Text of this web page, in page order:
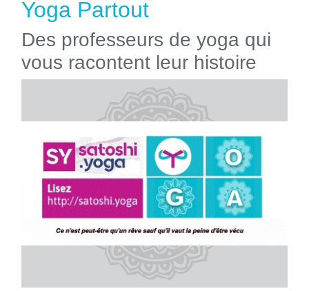
Yoga Partout
Des professeurs de yoga qui
vous racontent leur histoire